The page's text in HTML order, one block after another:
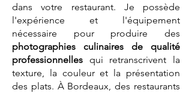
dans votre restaurant. Je possède
l'expérience et l'équipement
nécessaire pour produire des
photographies culinaires de qualité
professionnelles qui retranscrivent la
texture, la couleur et la présentation
des plats. À Bordeaux, des restaurants